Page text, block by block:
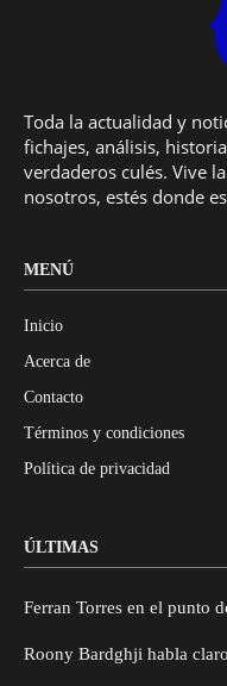
Toda la actualidad y
fichajes, análisis,
verdaderos culés. Vive
nosotros, estés donde
MENÚ
Inicio
Acerca de
Contacto
Términos y condiciones
Política de privacidad
ÚLTIMAS
Ferran Torres en el punto
Roony Bardghji habla